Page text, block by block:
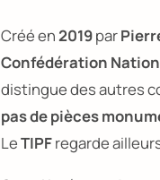
Créé en2019par
Confédération
distingue des autres
pas de pièces
LeTIPFregarde